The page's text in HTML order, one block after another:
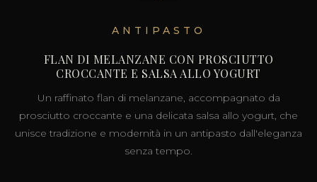
ANTIPASTO
FLAN DI MELANZANE CON PROSCIUTTO
CROCCANTE E SALSA ALLO YOGURT
Un raffinato flan di melanzane, accompagnato da
prosciutto croccante e una delicata salsa allo yogurt, che
unisce tradizione e modernità in un antipasto dall'eleganza
senza tempo.